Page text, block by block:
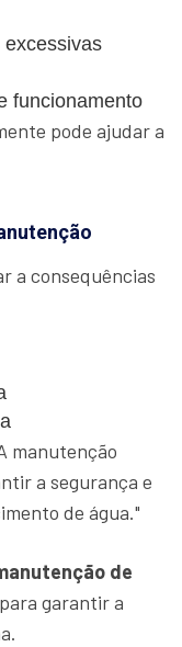
excessivas
funcionamento
pode ajudar a
a consequências
manutenção
a segurança e
de água."
de
garantir a